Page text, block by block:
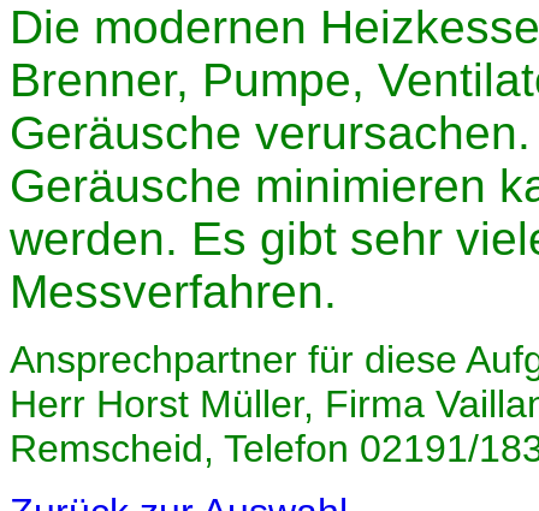
Die modernen
Brenner, Pumpe,
Geräusche
Geräusche minimieren
werden. Es gibt sehr
Messverfahren.
Ansprechpartner für diese
Herr Horst Müller, Firma
Remscheid, Telefon 02191/